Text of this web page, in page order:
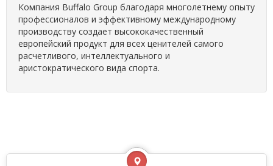
Компания Buffalo Group благодаря многолетнему опыту
профессионалов и эффективному международному
производству создает высококачественный
европейский продукт для всех ценителей самого
расчетливого, интеллектуального и
аристократического вида спорта.